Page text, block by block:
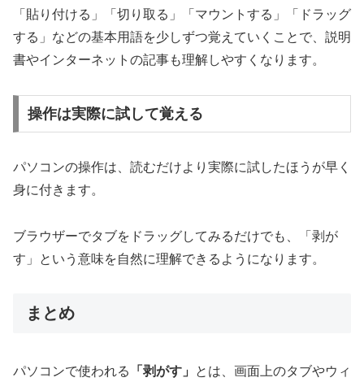
「貼り付ける」「切り取る」「マウントする」「ドラッグ
する」などの基本用語を少しずつ覚えていくことで、説明
書やインターネットの記事も理解しやすくなります。
操作は実際に試して覚える
パソコンの操作は、読むだけより実際に試したほうが早く
身に付きます。
ブラウザーでタブをドラッグしてみるだけでも、「剥が
す」という意味を自然に理解できるようになります。
まとめ
パソコンで使われる 「剥がす」
とは、画面上のタブやウィ